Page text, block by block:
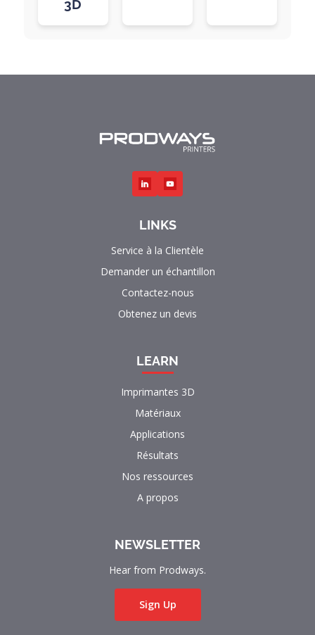
3D
LINKS
Service à la Clientèle
Demander un échantillon
Contactez-nous
Obtenez un devis
LEARN
Imprimantes 3D
Matériaux
Applications
Résultats
Nos ressources
A propos
NEWSLETTER
Hear from Prodways.
Sign Up